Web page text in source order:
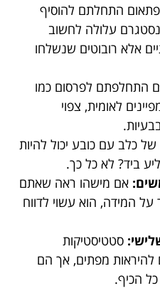
התחלתם להוסיף
עלולה לחשוב
אלא רובוטים שנשלחו
התחלפתם לפרסום כמו
לאומית, צפוי
כלב עם כובע יכול להיות
ביד? לא כל כך.
אם מישהו ראה שאתם
המידה, הוא עשוי לדווח
סטטיסטיקות
להיראות מפתים, אך הם
הכיף.